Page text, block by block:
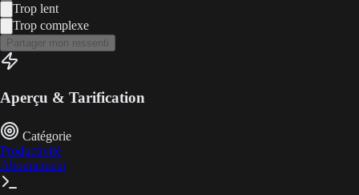
Trop lent
Trop complexe
Partager mon ressenti
Aperçu & Tarification
Catégorie
Productivité
Abonnement